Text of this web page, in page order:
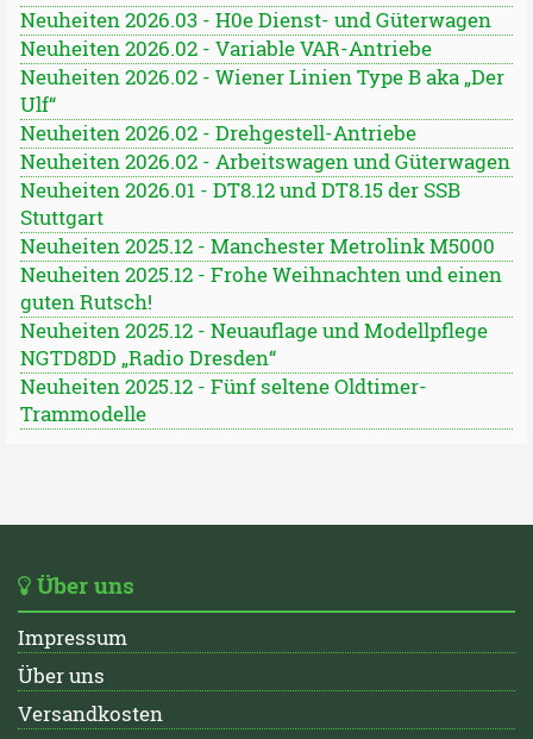
Neuheiten 2026.03 - H0e Dienst- und Güterwagen
Neuheiten 2026.02 - Variable VAR-Antriebe
Neuheiten 2026.02 - Wiener Linien Type B aka „Der
Ulf“
Neuheiten 2026.02 - Drehgestell-Antriebe
Neuheiten 2026.02 - Arbeitswagen und Güterwagen
Neuheiten 2026.01 - DT8.12 und DT8.15 der SSB
Stuttgart
Neuheiten 2025.12 - Manchester Metrolink M5000
Neuheiten 2025.12 - Frohe Weihnachten und einen
guten Rutsch!
Neuheiten 2025.12 - Neuauflage und Modellpflege
NGTD8DD „Radio Dresden“
Neuheiten 2025.12 - Fünf seltene Oldtimer-
Trammodelle
Über uns
Impressum
Über uns
Versandkosten